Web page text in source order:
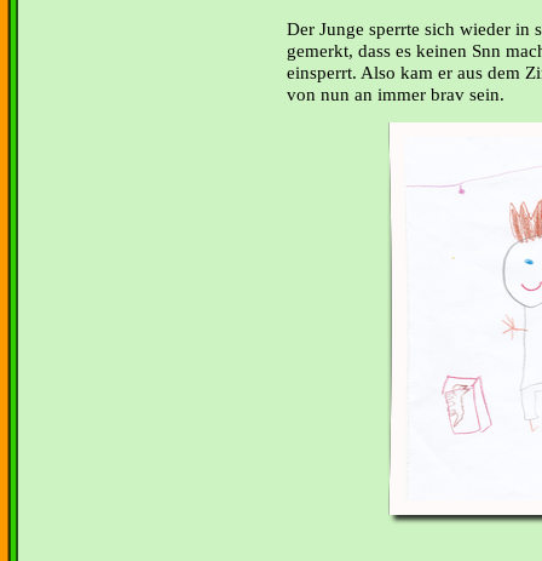
Der Junge sperrte sich wieder in
gemerkt, dass es keinen Snn
einsperrt. Also kam er aus dem
von nun an immer brav sein.